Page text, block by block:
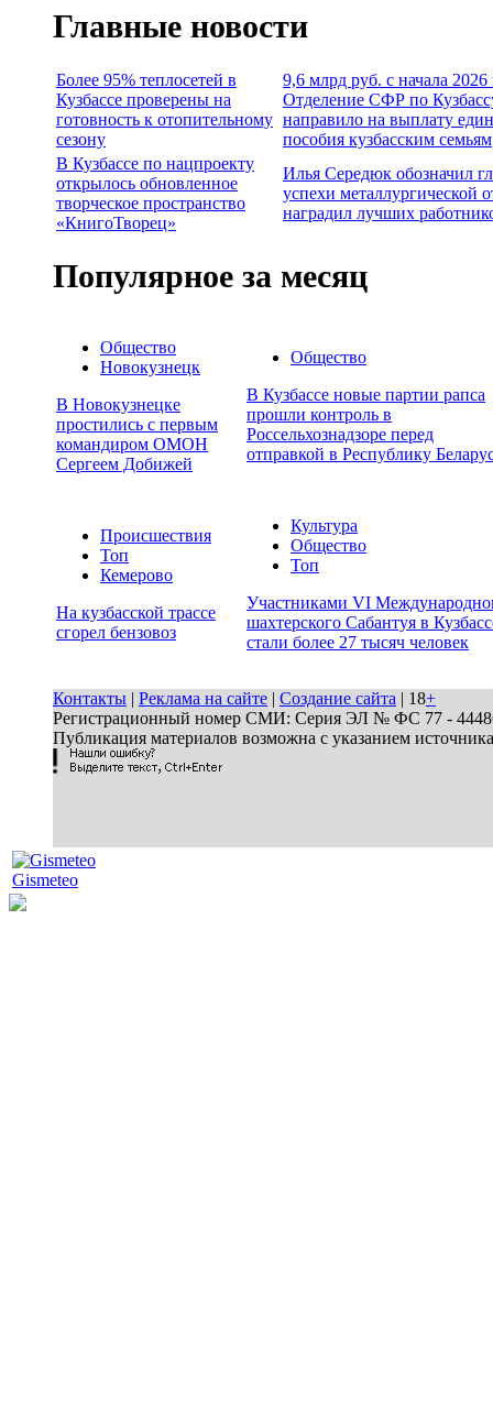
Главные новости
Более 95% теплосетей в
Кузбассе проверены на
готовность к отопительному
сезону
9,6 млрд руб. с начала 2026
Отделение СФР по
направило на выплату
пособия кузбасским семьям
В Кузбассе по нацпроекту
открылось обновленное
творческое пространство
«КнигоТворец»
Илья Середюк обозначил
успехи металлургической
наградил лучших
Популярное за месяц
Общество
Новокузнецк
В Новокузнецке
простились с первым
командиром ОМОН
Сергеем Добижей
Общество
В Кузбассе новые партии рапса
прошли контроль в
Россельхознадзоре перед
отправкой в Республику
Происшествия
Топ
Кемерово
На кузбасской трассе
сгорел бензовоз
Культура
Общество
Топ
Участниками VI
шахтерского Сабантуя в
стали более 27 тысяч человек
Контакты | Реклама на сайте | Создание сайта | 18+
Регистрационный номер СМИ: Серия ЭЛ № ФС 77 - 44486
Публикация материалов возможна с указанием
Gismeteo